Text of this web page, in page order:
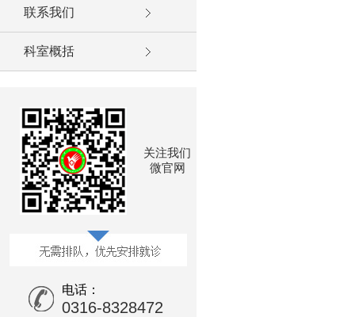
联系我们
科室概括
关注我们
微官网
电话：
0316-8328472